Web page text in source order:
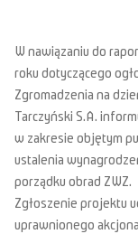
W nawiązaniu do
roku dotyczącego
Zgromadzenia na
Tarczyński S.A.
w zakresie objętym
ustalenia
porządku obrad ZWZ.
Zgłoszenie projektu
uprawnionego